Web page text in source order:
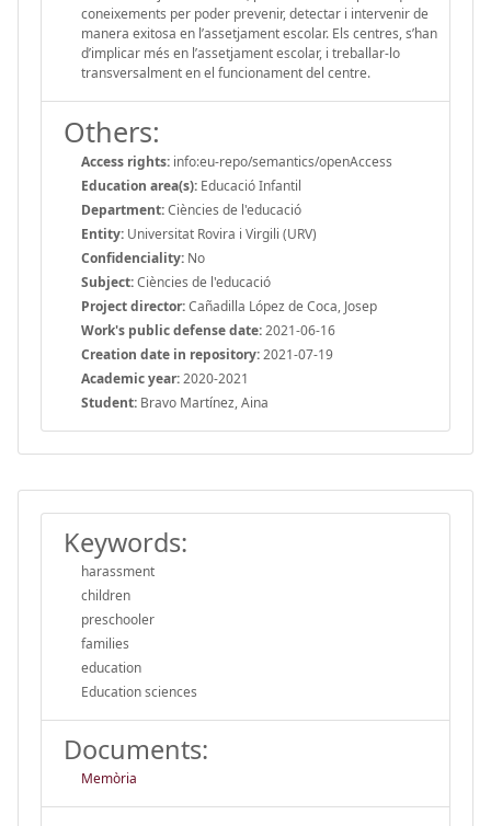
coneixements per poder prevenir, detectar i intervenir de
manera exitosa en l’assetjament escolar. Els centres, s’han
d’implicar més en l’assetjament escolar, i treballar-lo
transversalment en el funcionament del centre.
Others:
Access rights: info:eu-repo/semantics/openAccess
Education area(s): Educació Infantil
Department:Ciències de l'educació
Entity: Universitat Rovira i Virgili (URV)
Confidenciality: No
Subject:Ciències de l'educació
Project director:Cañadilla López de Coca, Josep
Work's public defense date:2021-06-16
Creation date in repository:2021-07-19
Academic year:2020-2021
Student: Bravo Martínez, Aina
Keywords:
harassment
children
preschooler
families
education
Education sciences
Documents:
Memòria